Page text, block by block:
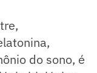
do sono, é